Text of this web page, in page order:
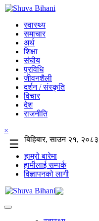
स्वास्थ्य
समाचार
अर्थ
शिक्षा
संघीय
प्रविधि
जीवनशैली
दर्शन / संस्कृति
विचार
देश
राजनीति
×
☰
बिहिबार, साउन २१, २०८३
हाम्रो बारेमा
हामीलाई सम्पर्क
विज्ञापनको लागी